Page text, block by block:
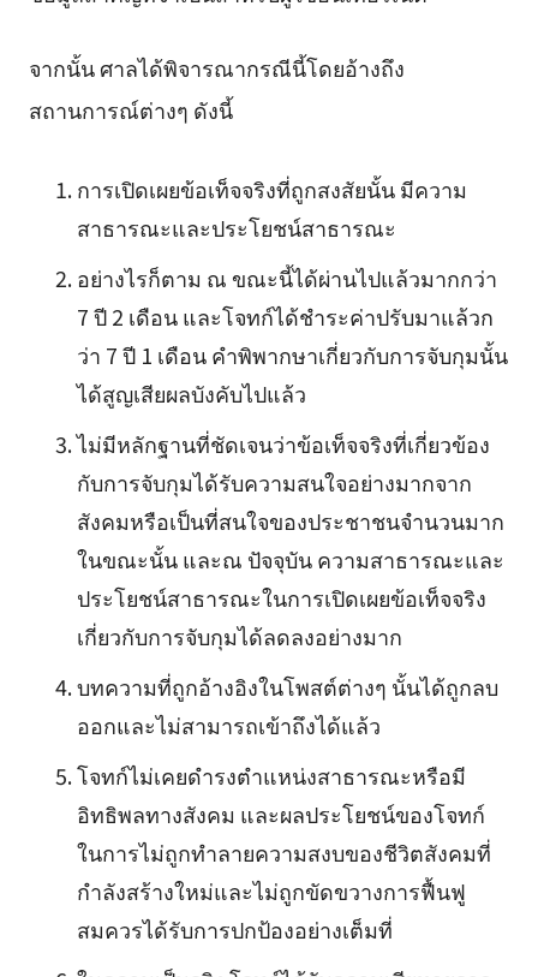
จากนั้น ศาลได้พิจารณากรณีนี้โดยอ้างถึง
สถานการณ์ต่างๆ ดังนี้
การเปิดเผยข้อเท็จจริงที่ถูกสงสัยนั้น มีความ
สาธารณะและประโยชน์สาธารณะ
อย่างไรก็ตาม ณ ขณะนี้ได้ผ่านไปแล้วมากกว่า
7 ปี 2 เดือน และโจทก์ได้ชำระค่าปรับมาแล้วก
ว่า 7 ปี 1 เดือน คำพิพากษาเกี่ยวกับการจับกุมนั้น
ได้สูญเสียผลบังคับไปแล้ว
ไม่มีหลักฐานที่ชัดเจนว่าข้อเท็จจริงที่เกี่ยวข้อง
กับการจับกุมได้รับความสนใจอย่างมากจาก
สังคมหรือเป็นที่สนใจของประชาชนจำนวนมาก
ในขณะนั้น และณ ปัจจุบัน ความสาธารณะและ
ประโยชน์สาธารณะในการเปิดเผยข้อเท็จจริง
เกี่ยวกับการจับกุมได้ลดลงอย่างมาก
บทความที่ถูกอ้างอิงในโพสต์ต่างๆ นั้นได้ถูกลบ
ออกและไม่สามารถเข้าถึงได้แล้ว
โจทก์ไม่เคยดำรงตำแหน่งสาธารณะหรือมี
อิทธิพลทางสังคม และผลประโยชน์ของโจทก์
ในการไม่ถูกทำลายความสงบของชีวิตสังคมที่
กำลังสร้างใหม่และไม่ถูกขัดขวางการฟื้นฟู
สมควรได้รับการปกป้องอย่างเต็มที่